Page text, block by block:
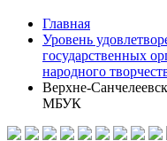
Главная
Уровень
государственных
народного
Верхне-
МБУК